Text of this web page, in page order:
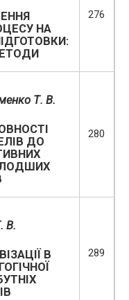
НА
276
Т. В.
ДО
280
В.
В
289